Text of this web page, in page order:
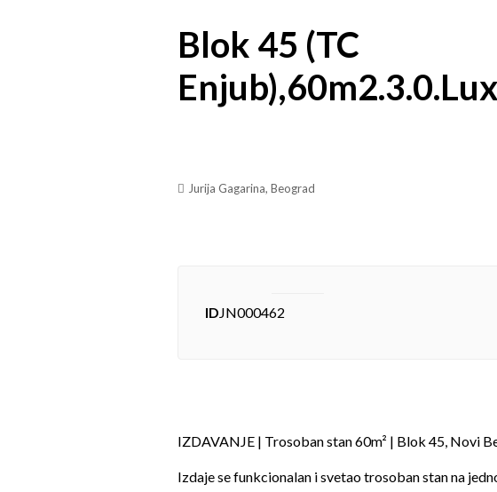
Blok 45 (TC
Jurija Gagarina, Beograd
IDJN000462
IZDAVANJE | Trosoban stan 60m² | Blok 45, Novi
Izdaje se funkcionalan i svetao trosoban stan na